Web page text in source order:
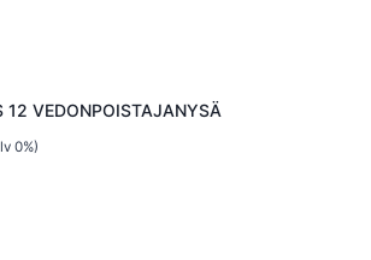
12 VEDONPOISTAJANYSÄ
0%)